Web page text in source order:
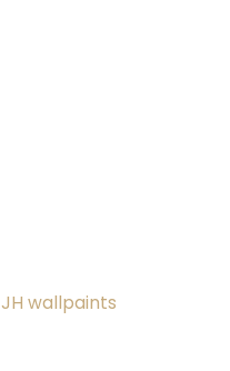
JH wallpaints